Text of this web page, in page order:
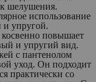
шелушения.
использование
и упругой.
повышает
и упругий вид.
с пантенолом
уход. Он подходит
практически со